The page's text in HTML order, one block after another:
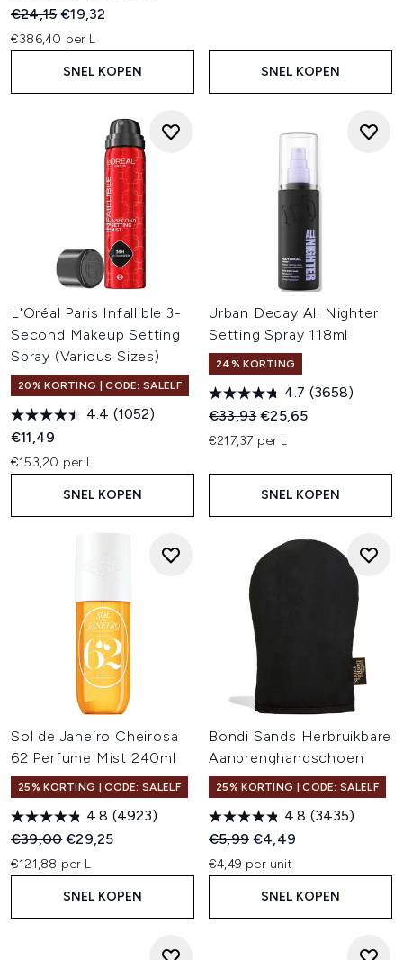
Recommended Retail Price:
€24,15Huidige prijs:
€19,32
€386,40 per L
SNEL KOPEN SNEL KOPEN
L'Oréal Paris Infallible 3-
Second Makeup Setting
Spray (Various Sizes)
20% KORTING | CODE: SALELF
4.4 (1052)
€11,49
€153,20 per L
SNEL KOPEN
Urban Decay All Nighter
Setting Spray 118ml
24% KORTING
4.7 (3658)
Recommended Retail Price:
€33,93Huidige prijs:
€25,65
€217,37 per L
SNEL KOPEN
Sol de Janeiro Cheirosa
62 Perfume Mist 240ml
25% KORTING | CODE: SALELF
4.8 (4923)
Recommended Retail Price:
€39,00Huidige prijs:
€29,25
€121,88 per L
SNEL KOPEN
Bondi Sands Herbruikbare
Aanbrenghandschoen
25% KORTING | CODE: SALELF
4.8 (3435)
Recommended Retail Price:
€5,99 Huidige prijs:
€4,49
€4,49 per unit
SNEL KOPEN